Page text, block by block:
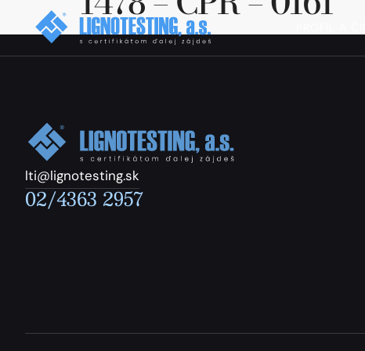
lti@lignotesting.sk
02/4363 2957